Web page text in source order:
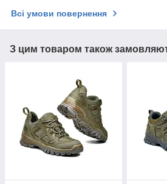
Всі умови повернення
З цим товаром також